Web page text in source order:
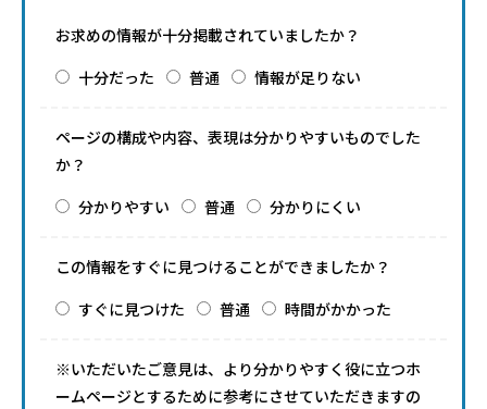
お求めの情報が十分掲載されていましたか？
十分だった
普通 情報が足りない
ページの構成や内容、表現は分かりやすいものでした
か？
分かりやすい
普通 分かりにくい
この情報をすぐに見つけることができましたか？
すぐに見つけた
普通 時間がかかった
※いただいたご意見は、より分かりやすく役に立つホ
ームページとするために参考にさせていただきますの